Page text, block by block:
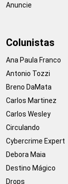
Anuncie
Colunistas
Ana Paula Franco
Antonio Tozzi
Breno DaMata
Carlos Martinez
Carlos Wesley
Circulando
Cybercrime Expert
Debora Maia
Destino Mágico
Drops